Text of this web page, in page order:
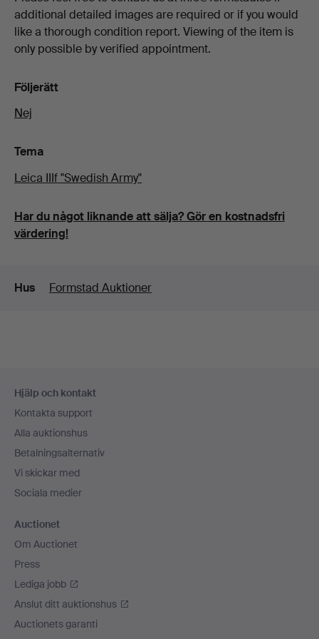
logotyp och komplett bärrem.
- Svart original lock med Leica-logotyp.
Ernst Leitz GmbH i Wetzlar.
Uppdatering av katalogtext 2025-09-23: Förtydligande
additional detailed images are required or if you would
like a thorough condition report. Viewing of the item is
only possible by verified appointment.
Följerätt
Nej
Tema
Leica IIIf "Swedish Army"
Har du något liknande att sälja? Gör en kostnadsfri
värdering!
Detaljer
Hus Formstad Auktioner
Hjälp och kontakt
Kontakta support
Alla auktionshus
Betalningsalternativ
Vi skickar med
Sociala medier
Auctionet
Om Auctionet
Press
Lediga jobb
Anslut ditt auktionshus
Auctionets garanti